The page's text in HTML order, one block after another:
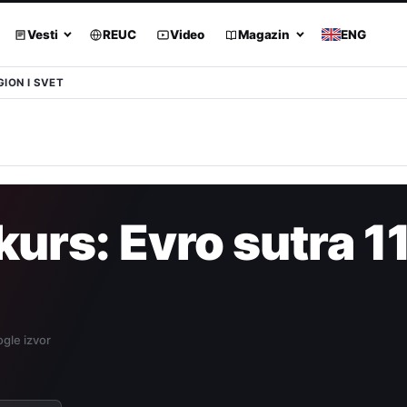
Vesti REUC Video Magazin ENG
I SVET
Evro sutra
izvor